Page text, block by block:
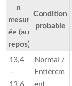
n
mesur
ée (au
repos)
Condition
probable
13,4
–
13,6
Normal /
Entièrem
ent